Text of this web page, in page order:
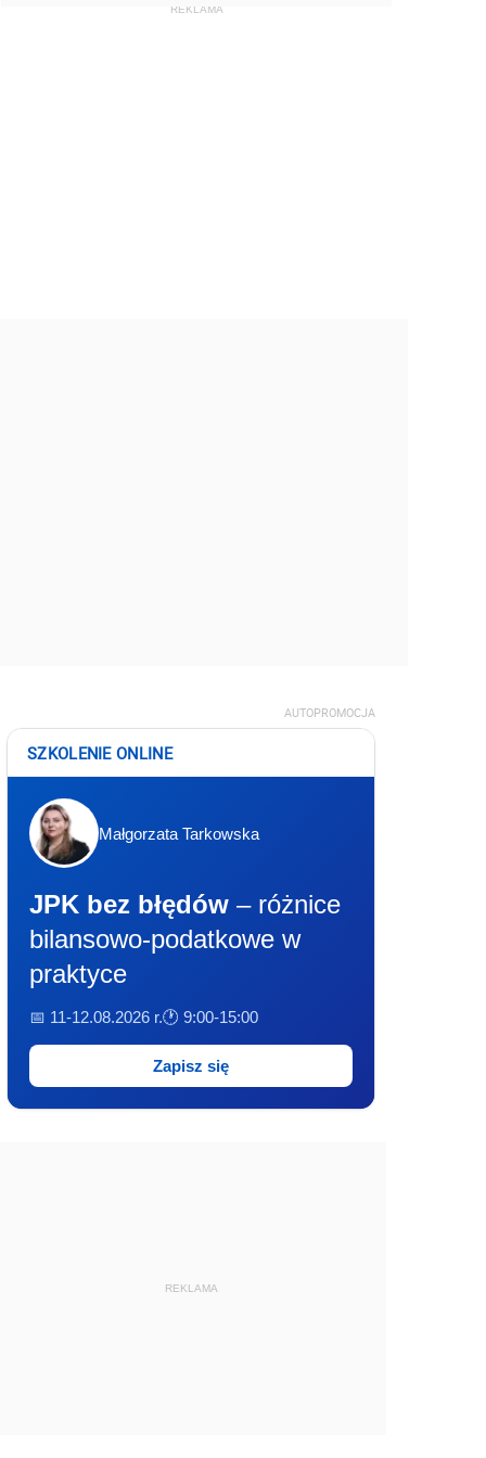
AUTOPROMOCJA
SZKOLENIE ONLINE
Małgorzata Tarkowska
JPK bez błędów – różnice
bilansowo-podatkowe w
praktyce
📅 11-12.08.2026 r.🕐 9:00-15:00
Zapisz się
REKLAMA